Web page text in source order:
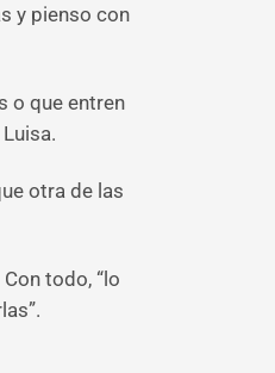
y pienso con
o que entren
otra de las
todo, “lo